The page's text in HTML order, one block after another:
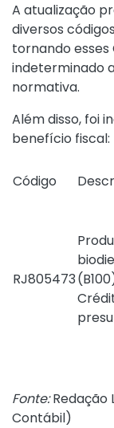
A atualização
diversos
tornando esses
indeterminado
normativa.
Além disso, foi
benefício fiscal:
Código
RJ805473
Fonte:Redação
Contábil)